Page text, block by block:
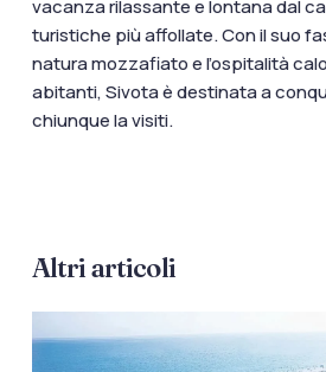
vacanza rilassante e lontana dal
turistiche più affollate. Con il suo
natura mozzafiato e l’ospitalità
abitanti, Sivota è destinata a
chiunque la visiti.
Altri articoli